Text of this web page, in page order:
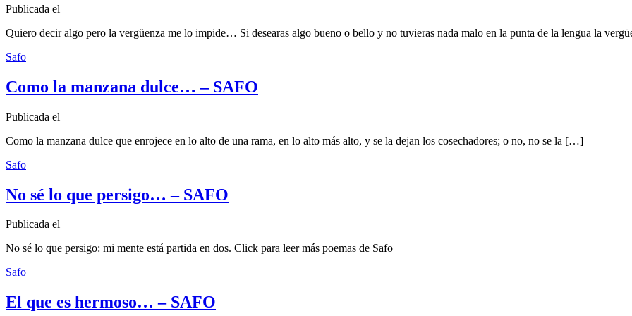
Publicada el
Quiero decir algo pero la vergüenza me lo impide… Si desearas algo bueno o bello y no tuvieras nada malo en la punta de la lengua la
Safo
Como la manzana dulce… – SAFO
Publicada el
Como la manzana dulce que enrojece en lo alto de una rama, en lo alto más alto, y se la dejan los cosechadores; o no, no se la […]
Safo
No sé lo que persigo… – SAFO
Publicada el
No sé lo que persigo: mi mente está partida en dos. Click para leer más poemas de Safo
Safo
El que es hermoso… – SAFO